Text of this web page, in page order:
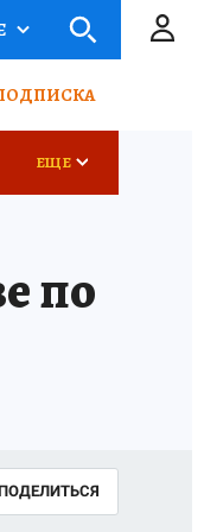
ЕЩЕ
по